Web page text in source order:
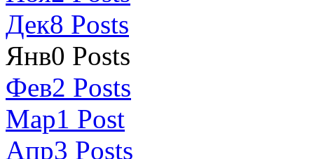
Дек8 Posts
Янв0 Posts
Фев2 Posts
Мар1 Post
Апр3 Posts